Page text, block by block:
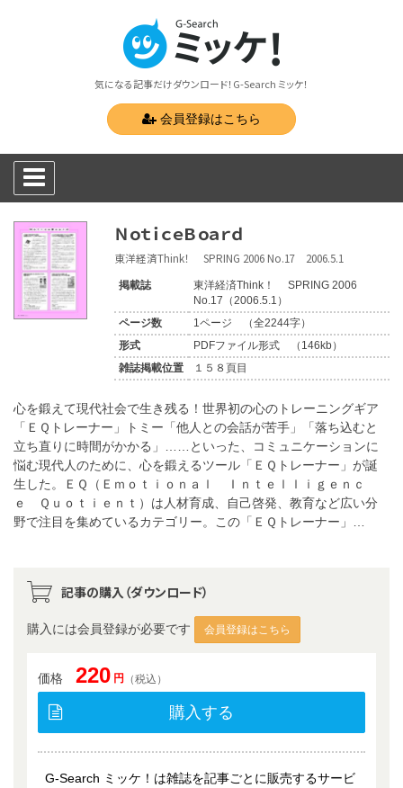
気になる記事だけダウンロード！G-Search ミッケ！
会員登録はこちら
ＮｏｔｉｃｅＢｏａｒｄ
東洋経済Think！ SPRING 2006 No.17 2006.5.1
掲載誌
東洋経済Think！ SPRING 2006
No.17（2006.5.1）
ページ数
1ページ （全2244字）
形式
PDFファイル形式 （146kb）
雑誌掲載位置
１５８頁目
心を鍛えて現代社会で生き残る！世界初の心のトレーニングギア
「ＥＱトレーナー」トミー「他人との会話が苦手」「落ち込むと
立ち直りに時間がかかる」……といった、コミュニケーションに
悩む現代人のために、心を鍛えるツール「ＥＱトレーナー」が誕
生した。ＥＱ（Ｅｍｏｔｉｏｎａｌ Ｉｎｔｅｌｌｉｇｅｎｃ
ｅ Ｑｕｏｔｉｅｎｔ）は人材育成、自己啓発、教育など広い分
野で注目を集めているカテゴリー。この「ＥＱトレーナー」…
記事の購入（ダウンロード）
購入には会員登録が必要です 会員登録はこちら
価格 220 円 （税込）
購入する
G-Search ミッケ！は雑誌を記事ごとに販売するサービ